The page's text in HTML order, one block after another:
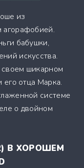
из
агорафобией.
бабушки,
искусства.
шикарном
его отца Марка.
системе
о двойном
В ХОРОШЕМ